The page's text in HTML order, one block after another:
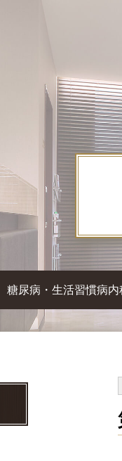
糖尿病・生活習慣病内